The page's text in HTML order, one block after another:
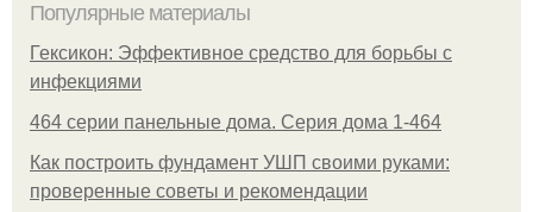
Популярные материалы
Гексикон: Эффективное средство для борьбы с
инфекциями
464 серии панельные дома. Серия дома 1-464
Как построить фундамент УШП своими руками:
проверенные советы и рекомендации